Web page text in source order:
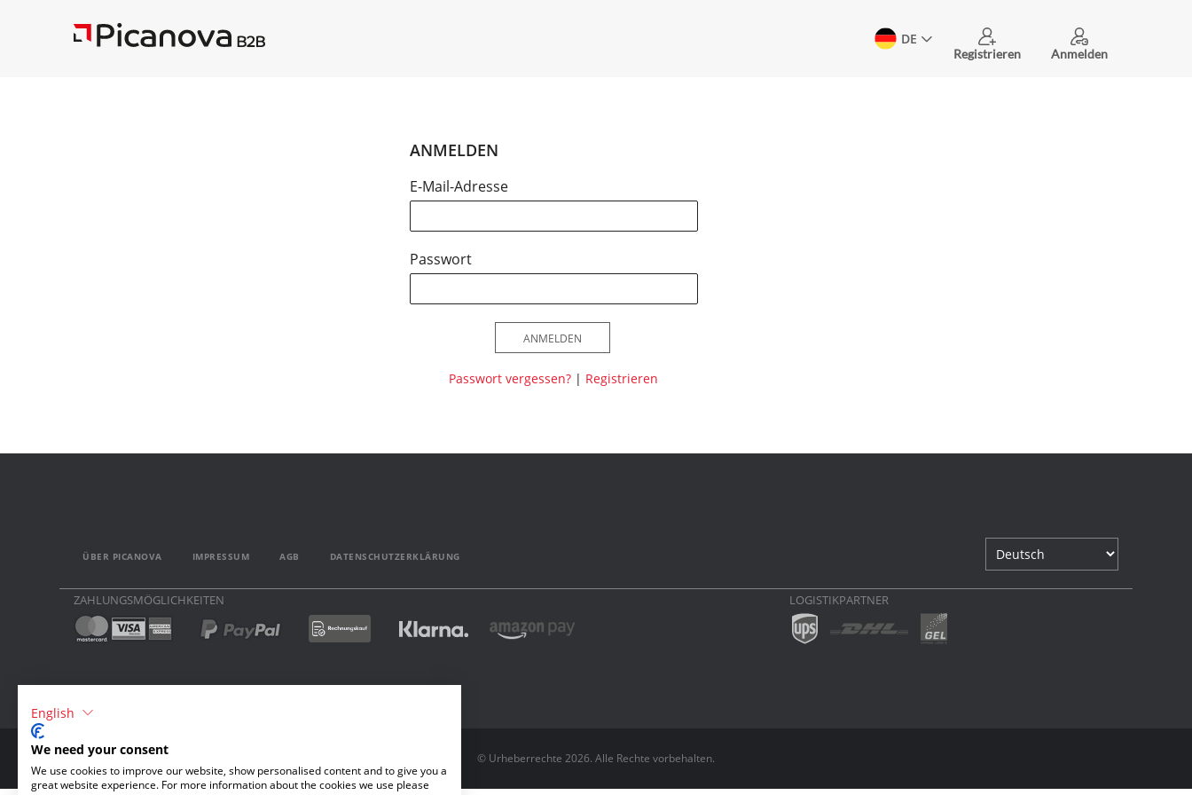
DE
Registrieren Anmelden
ANMELDEN
E-Mail-Adresse
Passwort
ANMELDEN
Passwort vergessen? | Registrieren
ÜBER PICANOVA IMPRESSUM AGB DATENSCHUTZERKLÄRUNG
ZAHLUNGSMÖGLICHKEITEN LOGISTIKPARTNER
© Urheberrechte 2026. Alle Rechte vorbehalten.
English
We need your consent
We use cookies to improve our website, show personalised content and to give you a
great website experience. For more information about the cookies we use please